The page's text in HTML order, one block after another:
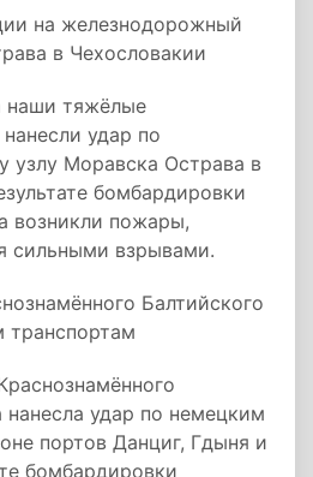
на железнодорожный
в Чехословакии
наши тяжёлые
удар по
узлу Моравска Острава в
бомбардировки
возникли пожары,
сильными взрывами.
Балтийского
транспортам
нанесла удар по немецким
портов Данциг, Гдыня и
бомбардировки